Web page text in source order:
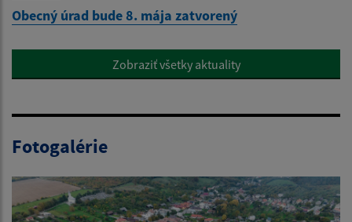
Obecný úrad bude 8. mája zatvorený
Zobraziť všetky aktuality
Fotogalérie